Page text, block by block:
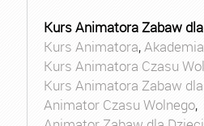
Kurs Animatora Zabaw
Kurs Animatora,
Kurs Animatora Czasu
Kurs Animatora Zabaw
Animator Czasu Wolnego,